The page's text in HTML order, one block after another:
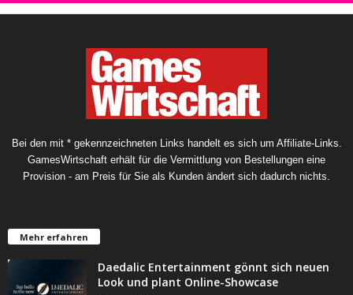
Bei den mit * gekennzeichneten Links handelt es sich um Affiliate-Links.
GamesWirtschaft erhält für die Vermittlung von Bestellungen eine
Provision - am Preis für Sie als Kunden ändert sich dadurch nichts.
Mehr erfahren
Daedalic Entertainment gönnt sich neuen
Look und plant Online-Showcase